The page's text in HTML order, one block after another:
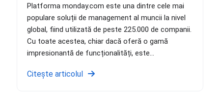
Platforma monday.com este una dintre cele mai
populare soluții de management al muncii la nivel
global, fiind utilizată de peste 225.000 de companii.
Cu toate acestea, chiar dacă oferă o gamă
impresionantă de funcționalități, este...
Citește articolul